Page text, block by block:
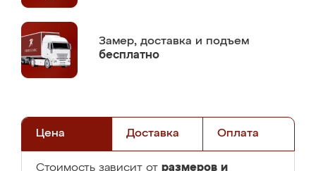
Замер, доставка и подъем
бесплатно
Цена Доставка Оплата
Стоимость зависит от размеров и